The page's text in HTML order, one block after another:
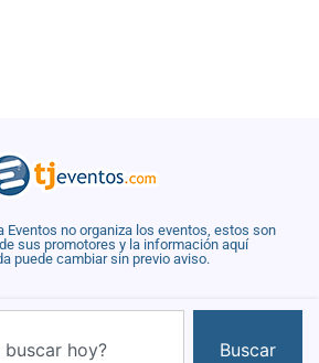
Eventos no organiza los eventos, estos son
sus promotores y la información aquí
puede cambiar sin previo aviso.
Buscar